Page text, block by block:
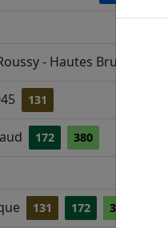
- Hautes Bruyères
131
172 380
131 172 380